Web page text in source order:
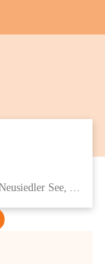
Eisenstädter Straße 18, 7091 Breitenbrunn am Neusiedler See, AUT